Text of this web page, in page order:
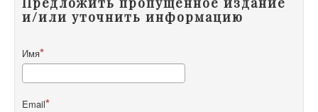
и/или уточнить информацию
Имя
Email